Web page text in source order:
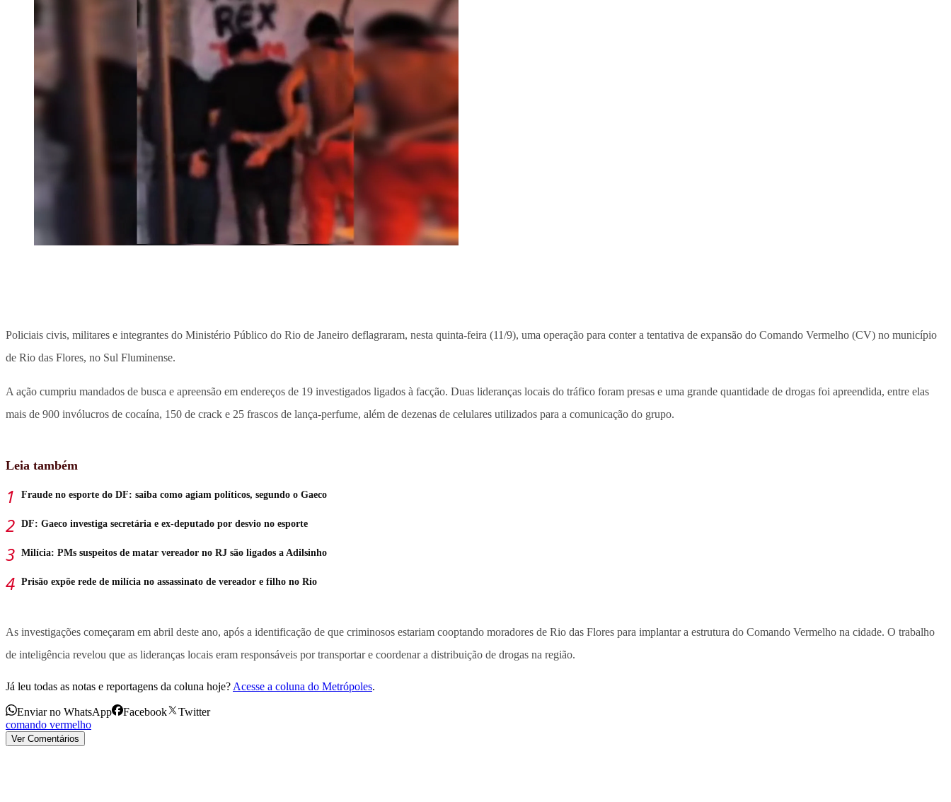
Policiais civis, militares e integrantes do Ministério Público do Rio de Janeiro deflagraram, nesta quinta-feira (11/9), uma operação para conter a tentativa de expansão do Comando Vermelho (CV) no município
de Rio das Flores, no Sul Fluminense.
A ação cumpriu mandados de busca e apreensão em endereços de 19 investigados ligados à facção. Duas lideranças locais do tráfico foram presas e uma grande quantidade de drogas foi apreendida, entre elas
mais de 900 invólucros de cocaína, 150 de crack e 25 frascos de lança-perfume, além de dezenas de celulares utilizados para a comunicação do grupo.
Leia também
Fraude no esporte do DF: saiba como agiam políticos, segundo o Gaeco
DF: Gaeco investiga secretária e ex-deputado por desvio no esporte
Milícia: PMs suspeitos de matar vereador no RJ são ligados a Adilsinho
Prisão expõe rede de milícia no assassinato de vereador e filho no Rio
As investigações começaram em abril deste ano, após a identificação de que criminosos estariam cooptando moradores de Rio das Flores para implantar a estrutura do Comando Vermelho na cidade. O trabalho
de inteligência revelou que as lideranças locais eram responsáveis por transportar e coordenar a distribuição de drogas na região.
Já leu todas as notas e reportagens da coluna hoje? Acesse a coluna do Metrópoles.
Enviar no WhatsApp Facebook
Twitter
comando vermelho
Ver Comentários